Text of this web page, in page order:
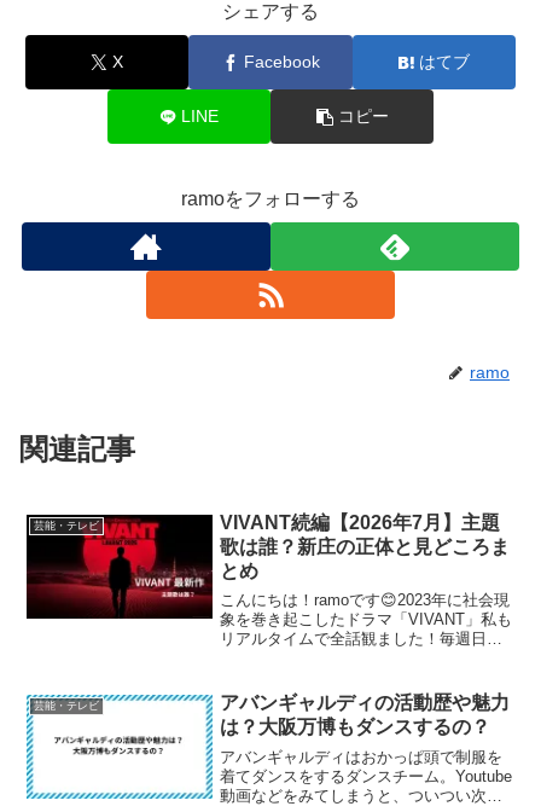
シェアする
X Facebook はてブ
LINE コピー
ramoをフォローする
ramo
関連記事
芸能・テレビ
VIVANT続編【2026年7月】主題
歌は誰？新庄の正体と見どころま
とめ
こんにちは！ramoです😊2023年に社会現
象を巻き起こしたドラマ「VIVANT」私も
リアルタイムで全話観ました！毎週日曜
ラマです。そんなVIVANTの続編がついに
20...
芸能・テレビ
アバンギャルディの活動歴や魅力
は？大阪万博もダンスするの？
アバンギャルディはおかっぱ頭で制服を
着てダンスをするダンスチーム。Youtube
動画などをみてしまうと、ついつい次の